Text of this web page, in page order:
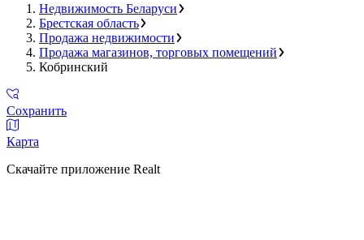
Недвижимость Беларуси
Брестская область
Продажа недвижимости
Продажа магазинов, торговых помещений
Кобринский
Сохранить
Карта
Скачайте приложение Realt